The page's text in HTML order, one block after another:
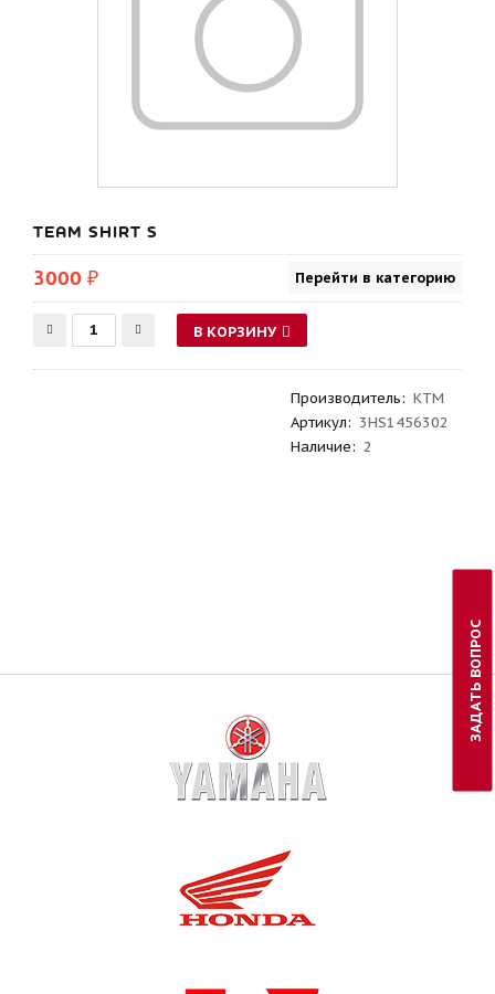
TEAM SHIRT S
3000 ₽ Перейти в категорию
В КОРЗИНУ
Производитель: KTM
Артикул: 3HS1456302
Наличие: 2
ЗАДАТЬ ВОПРОС